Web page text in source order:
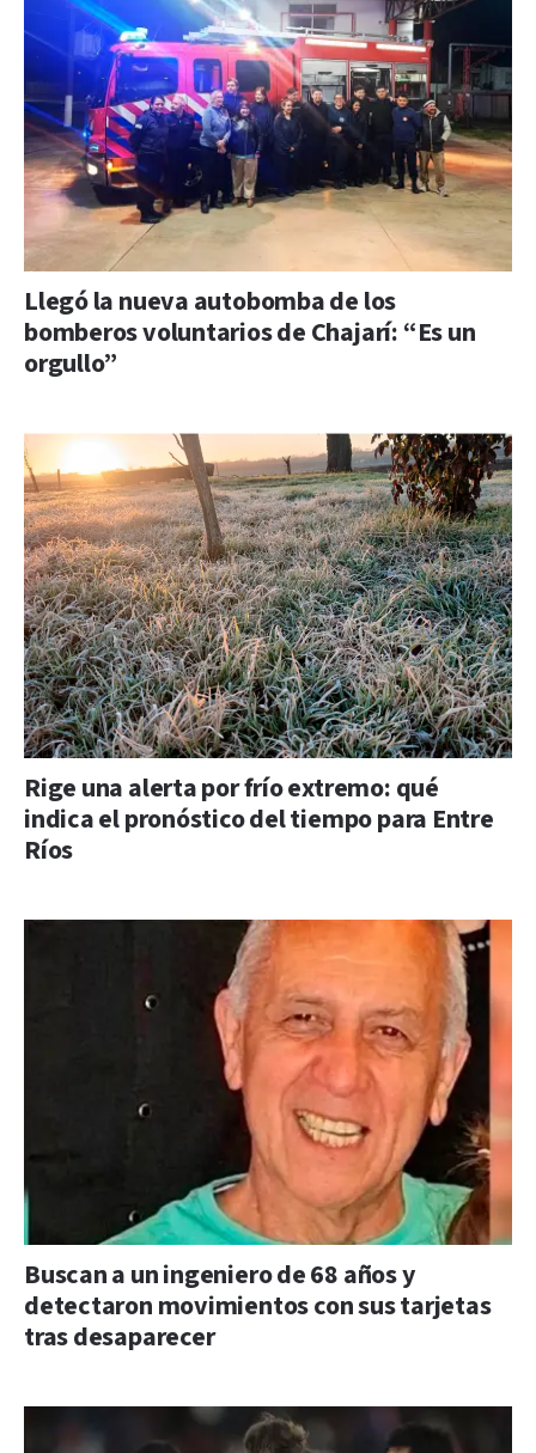
Llegó la nueva autobomba de los
bomberos voluntarios de Chajarí: “Es un
orgullo”
Rige una alerta por frío extremo: qué
indica el pronóstico del tiempo para Entre
Ríos
Buscan a un ingeniero de 68 años y
detectaron movimientos con sus tarjetas
tras desaparecer